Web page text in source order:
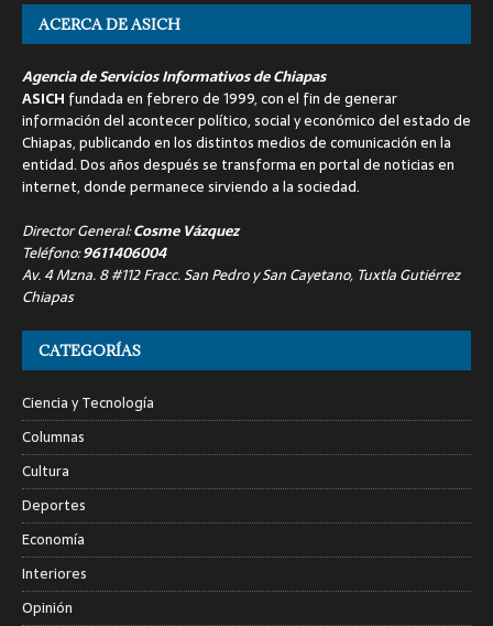
ACERCA DE ASICH
Agencia de Servicios Informativos de Chiapas
ASICH fundada en febrero de 1999, con el fin de generar
información del acontecer político, social y económico del estado de
Chiapas, publicando en los distintos medios de comunicación en la
entidad. Dos años después se transforma en portal de noticias en
internet, donde permanece sirviendo a la sociedad.
Director General:Cosme Vázquez
Teléfono:9611406004
Av. 4 Mzna. 8 #112 Fracc. San Pedro y San Cayetano, Tuxtla Gutiérrez
Chiapas
CATEGORÍAS
Ciencia y Tecnología
Columnas
Cultura
Deportes
Economía
Interiores
Opinión